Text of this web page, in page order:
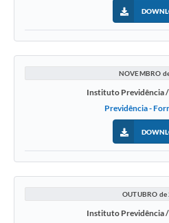
NOVEMBRO
Instituto Previdência
Previdência -
OUTUBRO
Instituto Previdência